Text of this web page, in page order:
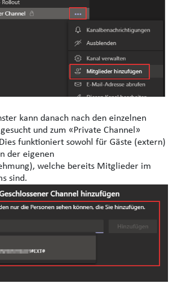
kann danach nach den einzelnen
und zum «Private Channel»
funktioniert sowohl für Gäste (extern)
der eigenen
welche bereits Mitglieder im
sind.